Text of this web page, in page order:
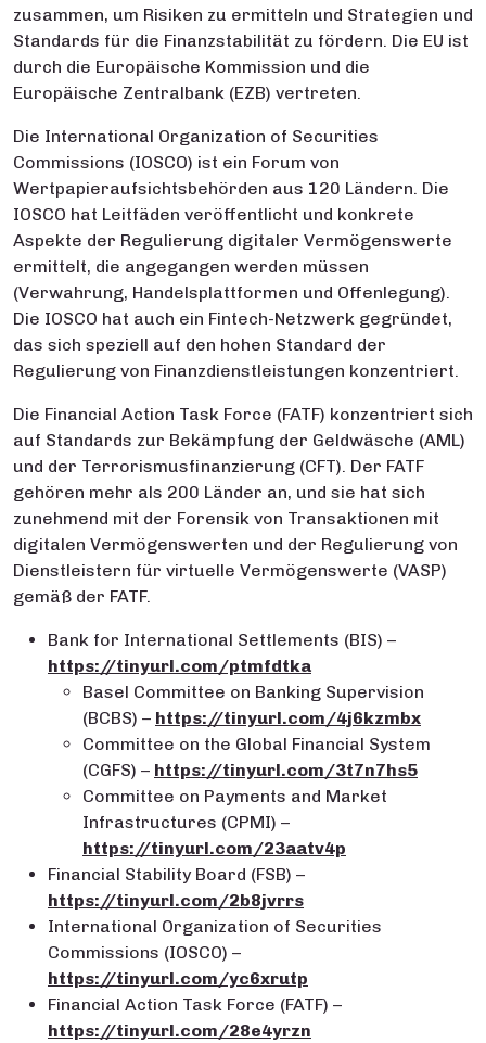
zusammen, um Risiken zu ermitteln und Strategien und
Standards für die Finanzstabilität zu fördern. Die EU ist
durch die Europäische Kommission und die
Europäische Zentralbank (EZB) vertreten.
Die International Organization of Securities
Commissions (IOSCO) ist ein Forum von
Wertpapieraufsichtsbehörden aus 120 Ländern. Die
IOSCO hat Leitfäden veröffentlicht und konkrete
Aspekte der Regulierung digitaler Vermögenswerte
ermittelt, die angegangen werden müssen
(Verwahrung, Handelsplattformen und Offenlegung).
Die IOSCO hat auch ein Fintech-Netzwerk gegründet,
das sich speziell auf den hohen Standard der
Regulierung von Finanzdienstleistungen konzentriert.
Die Financial Action Task Force (FATF) konzentriert sich
auf Standards zur Bekämpfung der Geldwäsche (AML)
und der Terrorismusfinanzierung (CFT). Der FATF
gehören mehr als 200 Länder an, und sie hat sich
zunehmend mit der Forensik von Transaktionen mit
digitalen Vermögenswerten und der Regulierung von
Dienstleistern für virtuelle Vermögenswerte (VASP)
gemäß der FATF.
Bank for International Settlements (BIS) –
https://tinyurl.com/ptmfdtka
Basel Committee on Banking Supervision
(BCBS) – https://tinyurl.com/4j6kzmbx
Committee on the Global Financial System
(CGFS) – https://tinyurl.com/3t7n7hs5
Committee on Payments and Market
Infrastructures (CPMI) –
https://tinyurl.com/23aatv4p
Financial Stability Board (FSB) –
https://tinyurl.com/2b8jvrrs
International Organization of Securities
Commissions (IOSCO) –
https://tinyurl.com/yc6xrutp
Financial Action Task Force (FATF) –
https://tinyurl.com/28e4yrzn